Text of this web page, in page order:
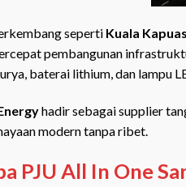
seperti Kuala Kapuas
pembangunan
baterai lithium, dan lampu
hadir sebagai supplier
modern tanpa ribet.
PJU All In One